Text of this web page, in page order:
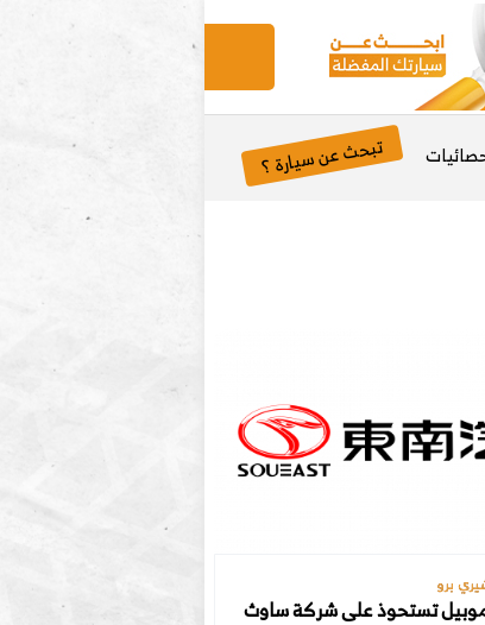
تبحث عن سيارة ؟
برو
تستحوذ على شركة ساوث